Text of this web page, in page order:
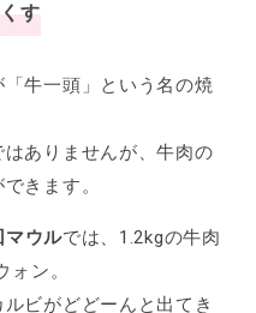
す
牛一頭」という名の焼
ありませんが、牛肉の
きます。
マウルでは、1.2kgの牛肉
ォン。
ビがどどーんと出てき